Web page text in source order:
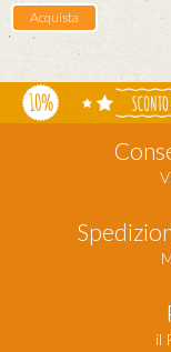
Acquista
il